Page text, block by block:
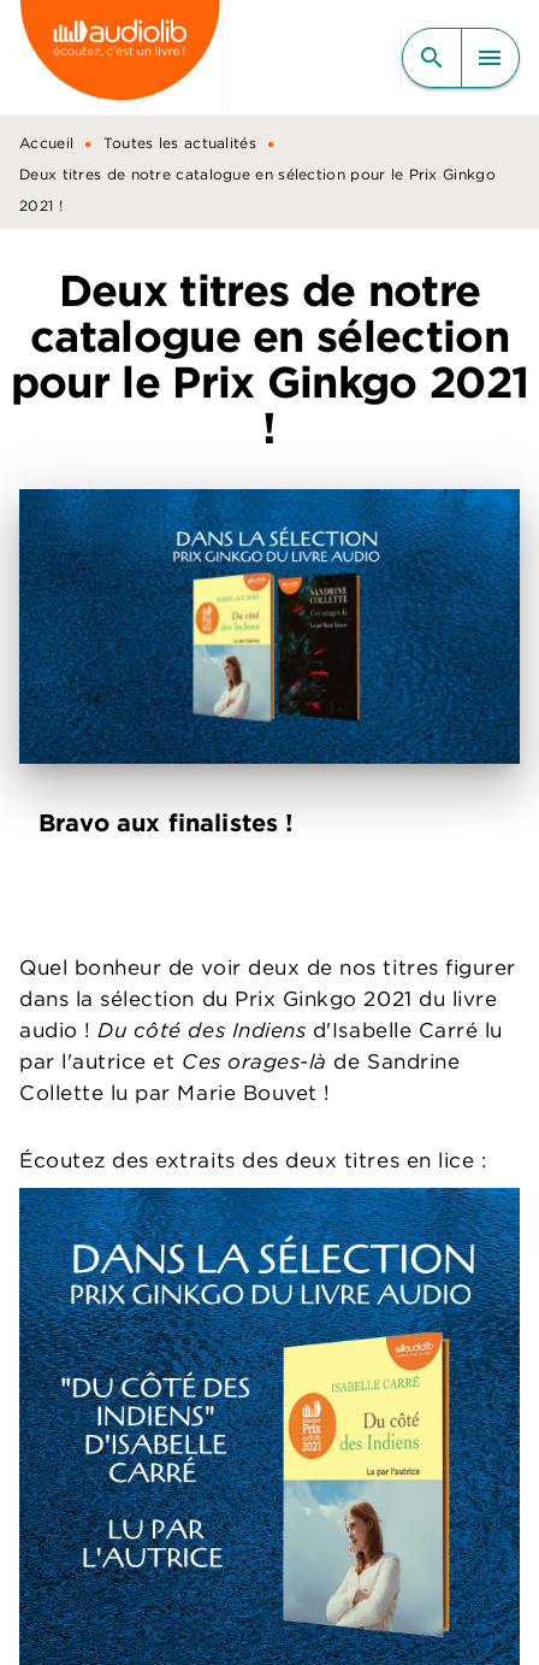
MENU RECHERCHE
CONTENU
PIED DE PAGE
search menu
Accueil • Toutes les actualités •
Deux titres de notre catalogue en sélection pour le Prix Ginkgo
2021 !
Deux titres de notre
catalogue en sélection
pour le Prix Ginkgo 2021
!
Bravo aux finalistes !
Quel bonheur de voir deux de nos titres figurer
dans la sélection du Prix Ginkgo 2021 du livre
audio !Du côté des Indiens d'Isabelle Carré lu
par l'autrice et Ces orages-là de Sandrine
Collette lu par Marie Bouvet !
Écoutez des extraits des deux titres en lice :